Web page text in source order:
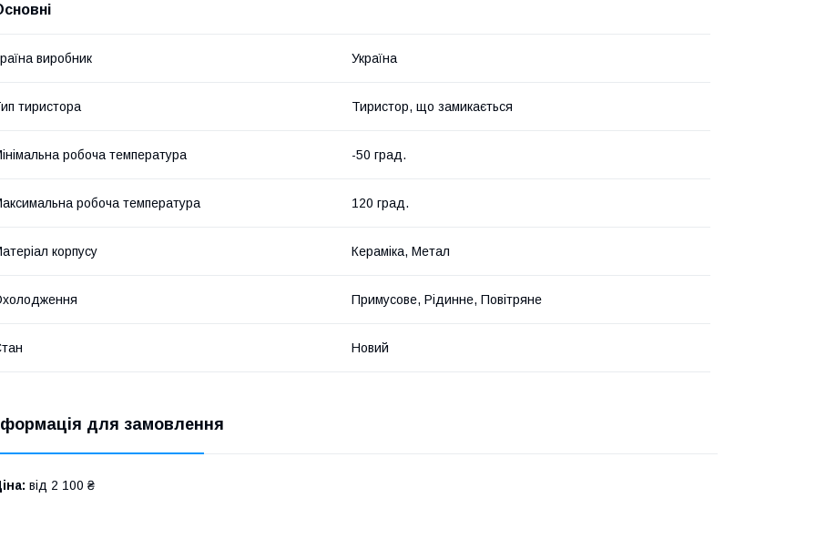
виробник Україна
тиристора Тиристор, що замикається
робоча температура -50 град.
робоча температура 120 град.
корпусу Кераміка, Метал
Примусове, Рідинне, Повітряне
Новий
для замовлення
від 2 100 ₴